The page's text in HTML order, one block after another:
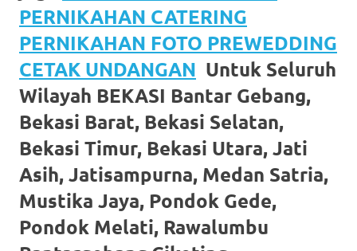
rolex.
Discover
More
Here
loanswatches.com.
Wiht
80%
PERNIKAHAN CATERING
PERNIKAHAN FOTO PREWEDDING
CETAK UNDANGAN Untuk Seluruh
Wilayah BEKASI Bantar Gebang,
Bekasi Barat, Bekasi Selatan,
Bekasi Timur, Bekasi Utara, Jati
Asih, Jatisampurna, Medan Satria,
Mustika Jaya, Pondok Gede,
Pondok Melati, Rawalumbu